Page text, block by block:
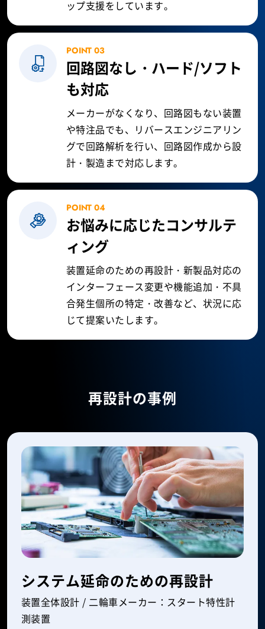
ップ支援をしています。
POINT 03
回路図なし・ハード/ソフト
も対応
メーカーがなくなり、回路図もない装置
や特注品でも、リバースエンジニアリン
グで回路解析を行い、回路図作成から設
計・製造まで対応します。
POINT 04
お悩みに応じたコンサルテ
ィング
装置延命のための再設計・新製品対応の
インターフェース変更や機能追加・不具
合発生個所の特定・改善など、状況に応
じて提案いたします。
再設計の事例
システム延命のための再設計
装置全体設計 / 二輪車メーカー：スタート特性計
測装置